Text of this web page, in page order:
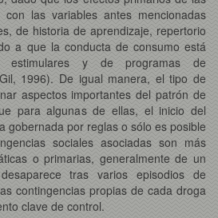
con las variables antes mencionadas
de historia de aprendizaje, repertorio
a que la conducta de consumo está
estimulares y de programas de
1996). De igual manera, el tipo de
aspectos importantes del patrón de
para algunas de ellas, el inicio del
gobernada por reglas o sólo es posible
sociales asociadas son más
o primarias, generalmente de un
tras varios episodios de
contingencias propias de cada droga
clave de control.